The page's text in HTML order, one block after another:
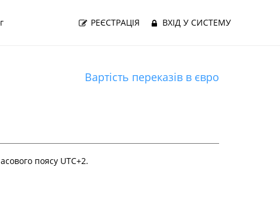
РЕЄСТРАЦІЯ ВХІД У СИСТЕМУ
Вартість переказів в євро
поясу UTC+2.